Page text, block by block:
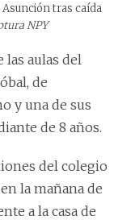
tras caída
NPY
las aulas del
de
y una de sus
de 8 años.
del colegio
la mañana de
a la casa de